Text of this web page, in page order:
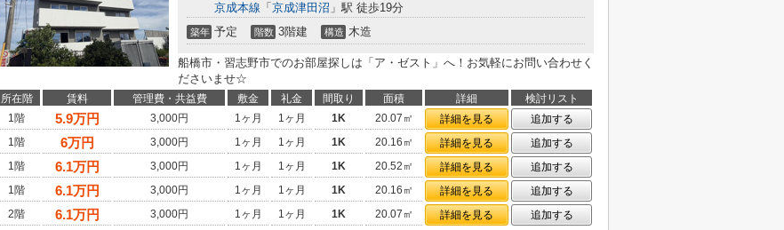
京成本線 「 京成津田沼 」駅 徒歩19分
築年 予定 階数 3階建 構造 木造
船橋市・習志野市でのお部屋探しは「ア・ゼスト」へ！お気軽にお問い合わせく
ださいませ☆
所在階 賃料 管理費・共益費 敷金 礼金 間取り 面積 詳細
検討リスト
1階
5.9万円 3,000円 1ヶ月 1ヶ月 1K 20.07㎡ 詳細を見る
追加する
1階
6万円 3,000円 1ヶ月 1ヶ月 1K 20.16㎡ 詳細を見る
追加する
1階
6.1万円 3,000円 1ヶ月 1ヶ月 1K 20.52㎡ 詳細を見る
追加する
1階
6.1万円 3,000円 1ヶ月 1ヶ月 1K 20.16㎡ 詳細を見る
追加する
2階
6.1万円 3,000円 1ヶ月 1ヶ月 1K 20.07㎡ 詳細を見る 追加する